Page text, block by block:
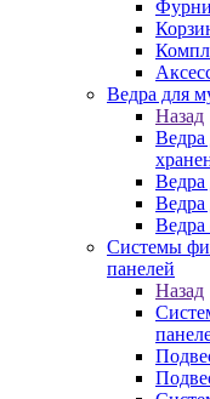
Ведра для
Назад
Ведра
Ведра
Ведра
Системы
панелей
Назад